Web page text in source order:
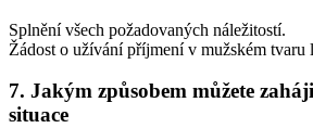
Splnění všech požadovaných náležitostí.
Žádost o užívání příjmení v mužském tvaru
7. Jakým způsobem můžete
situace